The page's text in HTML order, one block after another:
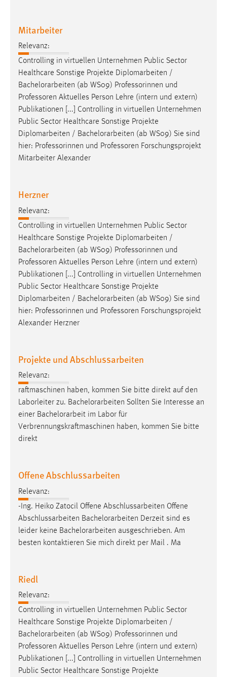
Mitarbeiter
Relevanz:
Controlling in virtuellen Unternehmen Public Sector
Healthcare Sonstige Projekte Diplomarbeiten /
Bachelorarbeiten (ab WS09) Professorinnen und
Professoren Aktuelles Person Lehre (intern und extern)
Publikationen [...] Controlling in virtuellen Unternehmen
Public Sector Healthcare Sonstige Projekte
Diplomarbeiten / Bachelorarbeiten (ab WS09) Sie sind
hier: Professorinnen und Professoren Forschungsprojekt
Mitarbeiter Alexander
Herzner
Relevanz:
Controlling in virtuellen Unternehmen Public Sector
Healthcare Sonstige Projekte Diplomarbeiten /
Bachelorarbeiten (ab WS09) Professorinnen und
Professoren Aktuelles Person Lehre (intern und extern)
Publikationen [...] Controlling in virtuellen Unternehmen
Public Sector Healthcare Sonstige Projekte
Diplomarbeiten / Bachelorarbeiten (ab WS09) Sie sind
hier: Professorinnen und Professoren Forschungsprojekt
Alexander Herzner
Projekte und Abschlussarbeiten
Relevanz:
raftmaschinen haben, kommen Sie bitte direkt auf den
Laborleiter zu. Bachelorarbeiten Sollten Sie Interesse an
einer Bachelorarbeit im Labor für
Verbrennungskraftmaschinen haben, kommen Sie bitte
direkt
Offene Abschlussarbeiten
Relevanz:
-Ing. Heiko Zatocil Offene Abschlussarbeiten Offene
Abschlussarbeiten Bachelorarbeiten Derzeit sind es
leider keine Bachelorarbeiten ausgeschrieben. Am
besten kontaktieren Sie mich direkt per Mail . Ma
Riedl
Relevanz:
Controlling in virtuellen Unternehmen Public Sector
Healthcare Sonstige Projekte Diplomarbeiten /
Bachelorarbeiten (ab WS09) Professorinnen und
Professoren Aktuelles Person Lehre (intern und extern)
Publikationen [...] Controlling in virtuellen Unternehmen
Public Sector Healthcare Sonstige Projekte